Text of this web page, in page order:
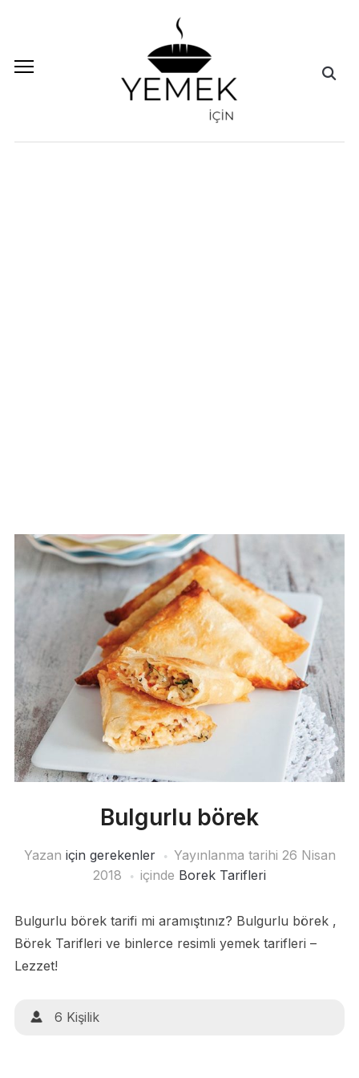
Bulgurlu börek
Yazan için gerekenler Yayınlanma tarihi 26 Nisan
2018
içinde Borek Tarifleri
Bulgurlu börek tarifi mi aramıştınız? Bulgurlu börek ,
Börek Tarifleri ve binlerce resimli yemek tarifleri –
Lezzet!
6 Kişilik